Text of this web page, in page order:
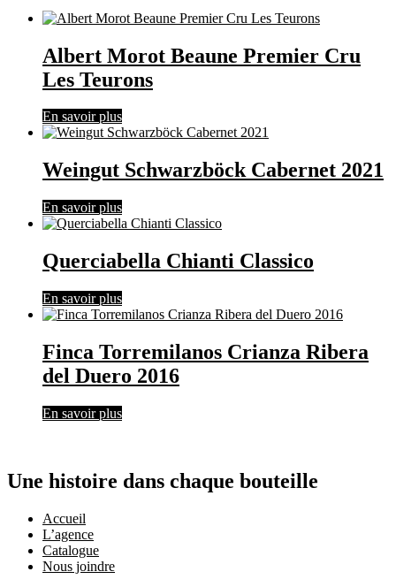
Albert Morot Beaune Premier Cru
Les Teurons
En savoir plus
Weingut Schwarzböck Cabernet 2021
En savoir plus
Querciabella Chianti Classico
En savoir plus
Finca Torremilanos Crianza Ribera
del Duero 2016
En savoir plus
Une histoire dans chaque bouteille
Accueil
L’agence
Catalogue
Nous joindre